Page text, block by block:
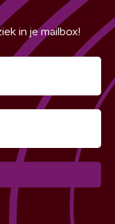
in je mailbox!